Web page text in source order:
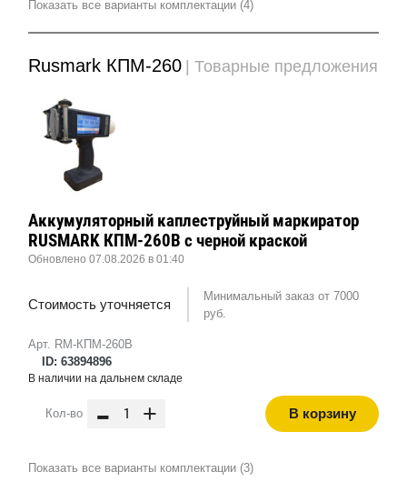
Показать все варианты комплектации (4)
Rusmark КПМ-260 | Товарные предложения
Арт. RM-КПМ-260B
ID: 63894896
Аккумуляторный каплеструйный маркиратор
RUSMARK КПМ-260B с черной краской
Обновлено 07.08.2026 в 01:40
Стоимость уточняется
Минимальный заказ от 7000
руб.
В наличии на дальнем складе
Кол-во - + В корзину
Показать все варианты комплектации (3)